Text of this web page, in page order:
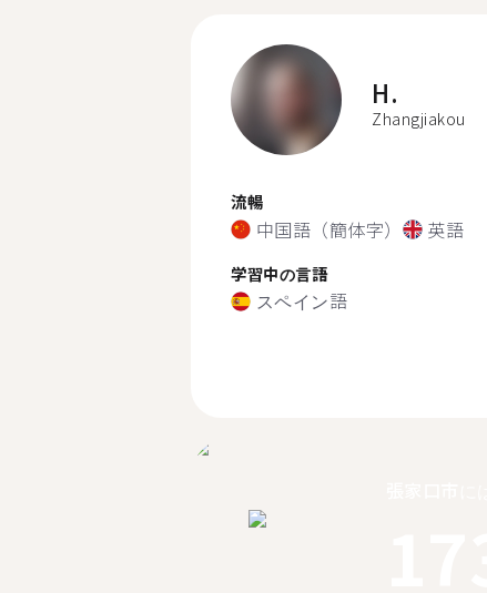
H.
Zhangjiakou
流暢
中国語（簡体字） 英語
学習中の言語
スペイン語